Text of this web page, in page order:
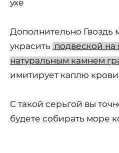
ухе
Дополнительно Гвоздь
украсить подвеской на
натуральным камнем
имитирует каплю крови
С такой серьгой вы
будете собирать море